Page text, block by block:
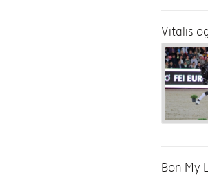
Vitalis
Bon My